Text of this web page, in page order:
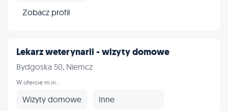
Zobacz profil
Lekarz weterynarii - wizyty domowe
Bydgoska 50, Niemcz
W ofercie m.in.:
Wizyty domowe Inne